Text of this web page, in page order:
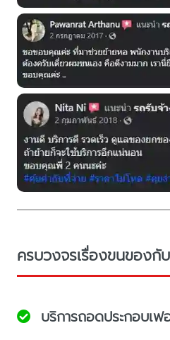
ครบวงจรเรื่องขนของกั
บริการถอดประกอบเฟ